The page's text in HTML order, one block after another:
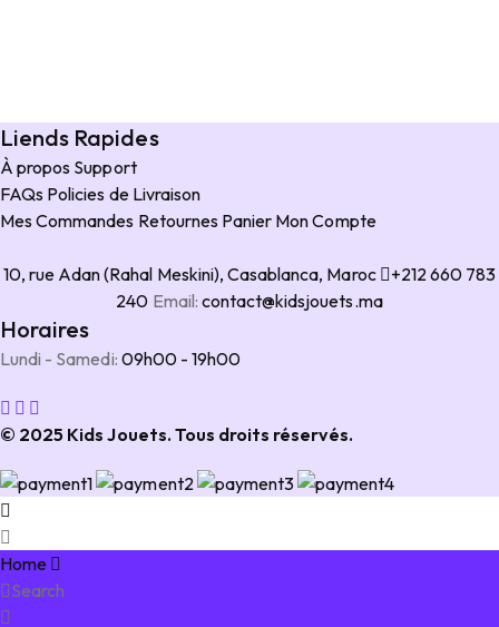
Liends Rapides
À propos Support
FAQs Policies de Livraison
Mes Commandes Retournes Panier Mon Compte
10, rue Adan (Rahal Meskini), Casablanca, Maroc
+212 660 783
240 Email: contact@kidsjouets.ma
Horaires
Lundi - Samedi: 09h00 - 19h00
© 2025 Kids Jouets. Tous droits réservés.
Home
Search